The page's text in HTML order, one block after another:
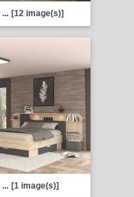
... [12 image(s)]
... [1 image(s)]